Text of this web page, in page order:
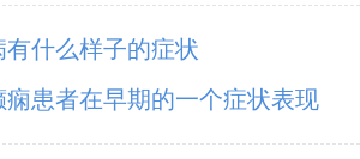
有什么样子的症状
痫患者在早期的一个症状表现